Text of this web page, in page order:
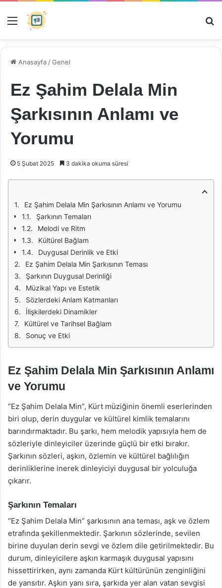
Menü
Anasayfa /Genel
Ez Şahim Delala Min
Şarkısının Anlamı ve
Yorumu
5 Şubat 2025 3 dakika okuma süresi
Ez Şahim Delala Min Şarkısının Anlamı ve Yorumu
Şarkının Temaları
Melodi ve Ritm
Kültürel Bağlam
Duygusal Derinlik ve Etki
Ez Şahim Delala Min Şarkısının Teması
Şarkının Duygusal Derinliği
Müzikal Yapı ve Estetik
Sözlerdeki Anlam Katmanları
İlişkilerdeki Dinamikler
Kültürel ve Tarihsel Bağlam
Sonuç ve Etki
Ez Şahim Delala Min Şarkısının Anlamı
ve Yorumu
“Ez Şahim Delala Min”, Kürt müziğinin önemli eserlerinden
biri olup, derin duygular ve kültürel kimlik temalarını
barındırmaktadır. Bu şarkı, hem melodik yapısıyla hem de
sözleriyle dinleyiciler üzerinde güçlü bir etki bırakır.
Şarkının sözleri, aşkın, özlemin ve kültürel bağlılığın
derinliklerine inerek dinleyiciyi duygusal bir yolculuğa
çıkarır.
Şarkının Temaları
“Ez Şahim Delala Min” şarkısının ana teması, aşk ve özlem
etrafında şekillenmektedir. Şarkının sözlerinde, sevilen
birine duyulan derin sevgi ve özlem dile getirilmektedir. Bu
durum, dinleyicilere aşkın karmaşık duygusal yapısını
hissettirirken, aynı zamanda Kürt kültürünün zenginliğini
de yansıtır. Aşkın yanı sıra, şarkıda yer alan vatan sevgisi